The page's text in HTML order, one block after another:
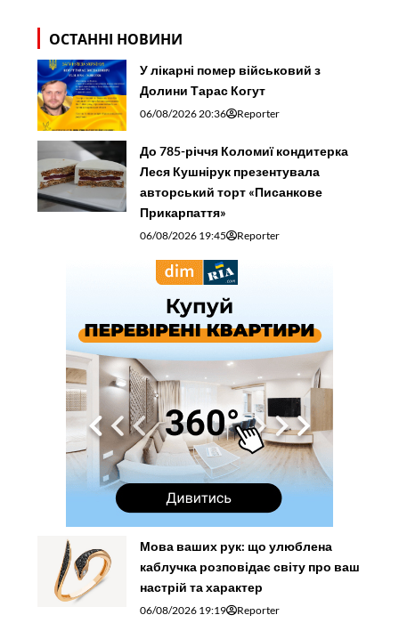
ОСТАННІ НОВИНИ
У лікарні помер військовий з
Долини Тарас Когут
06/08/2026 20:36 Reporter
До 785-річчя Коломиї кондитерка
Леся Кушнірук презентувала
авторський торт «Писанкове
Прикарпаття»
06/08/2026 19:45 Reporter
Мова ваших рук: що улюблена
каблучка розповідає світу про ваш
настрій та характер
06/08/2026 19:19 Reporter